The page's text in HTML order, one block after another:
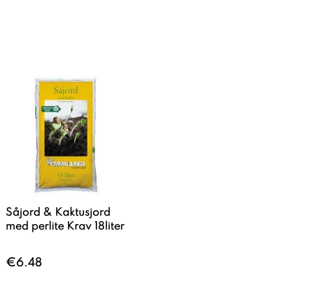
Såjord & Kaktusjord
med perlite Krav 18liter
€6.48